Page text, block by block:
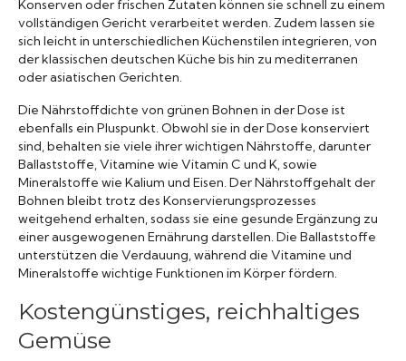
Konserven oder frischen Zutaten können sie schnell zu einem
vollständigen Gericht verarbeitet werden. Zudem lassen sie
sich leicht in unterschiedlichen Küchenstilen integrieren, von
der klassischen deutschen Küche bis hin zu mediterranen
oder asiatischen Gerichten.
Die Nährstoffdichte von grünen Bohnen in der Dose ist
ebenfalls ein Pluspunkt. Obwohl sie in der Dose konserviert
sind, behalten sie viele ihrer wichtigen Nährstoffe, darunter
Ballaststoffe, Vitamine wie Vitamin C und K, sowie
Mineralstoffe wie Kalium und Eisen. Der Nährstoffgehalt der
Bohnen bleibt trotz des Konservierungsprozesses
weitgehend erhalten, sodass sie eine gesunde Ergänzung zu
einer ausgewogenen Ernährung darstellen. Die Ballaststoffe
unterstützen die Verdauung, während die Vitamine und
Mineralstoffe wichtige Funktionen im Körper fördern.
Kostengünstiges, reichhaltiges
Gemüse